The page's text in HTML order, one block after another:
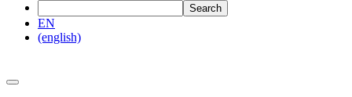
EN
(english)